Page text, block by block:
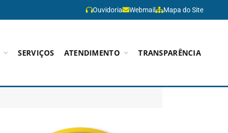
Ouvidoria Webmail Mapa do Site
SERVIÇOS ATENDIMENTO TRANSPARÊNCIA